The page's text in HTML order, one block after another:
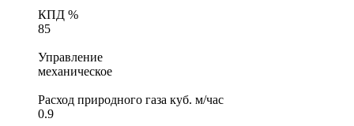
КПД %
85
Управление
механическое
Расход природного газа куб. м/час
0.9